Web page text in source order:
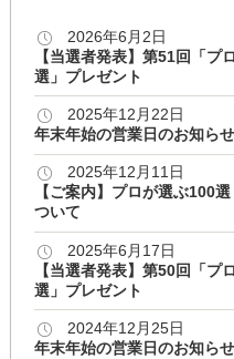
2026年6月2日
【当選者発表】第51回「
選」プレゼント
2025年12月22日
年末年始の営業日のお知らせ
2025年12月11日
【ご案内】プロが選ぶ100
ついて
2025年6月17日
【当選者発表】第50回「
選」プレゼント
2024年12月25日
年末年始の営業日のお知らせ